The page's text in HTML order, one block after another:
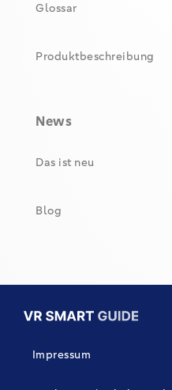
Glossar
Produktbeschreibung
News
Das ist neu
Blog
Impressum